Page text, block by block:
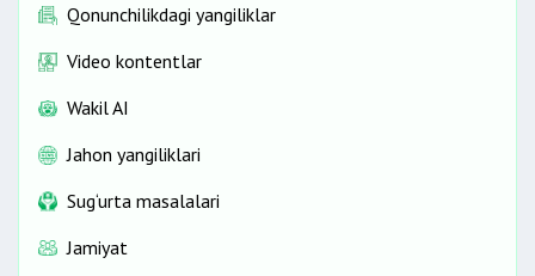
Qonunchilikdagi yangiliklar
Video kontentlar
Wakil AI
Jahon yangiliklari
Sug‘urta masalalari
Jamiyat